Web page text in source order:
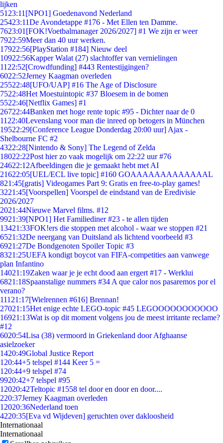
lijken
51 23:11 [NPO1] Goedenavond Nederland
25423:11De Avondetappe #176 - Met Ellen ten Damme.
7623:01 [FOK!Voetbalmanager 2026/2027] #1 We zijn er weer
7922:59Meer dan 40 uur werken.
17922:56[PlayStation #184] Nieuw deel
10922:56Kapper Walat (27) slachtoffer van vernielingen
11 22:52[Crowdfunding] #443 Rentestijgingen?
6022:52Jerney Kaagman overleden
25522:48[UFO/UAP] #16 The Age of Disclosure
7522:48Het Moestuintopic #37 Bloesem in de bomen
5522:46[Netflix Games] #1
26722:44Banken met hoge rente topic #95 - Dichter naar de 0
11 22:40Levenslang voor man die inreed op betogers in München
19522:29[Conference League Donderdag 20:00 uur] Ajax -
Shelbourne FC #2
4322:28[Nintendo & Sony] The Legend of Zelda
18022:22Post hier zo vaak mogelijk om 22:22 uur #76
24622:12Afbeeldingen die je gemaakt hebt met AI
21622:05[UEL/ECL live topic] #160 GOAAAAAAAAAAAAAL
821:45[gratis] Videogames Part 9: Gratis en free-to-play games!
3221:45[Voorspellen] Voorspel de eindstand van de Eredivisie
2026/2027
2021:44Nieuwe Marvel films. #12
9921:39[NPO1] Het Familiediner #23 - te allen tijden
13421:33FOK!ers die stoppen met alcohol - waar we stoppen #21
6521:32De neergang van Duitsland als lichtend voorbeeld #3
6921:27De Bondgenoten Spoiler Topic #3
8321:25UEFA kondigt boycot van FIFA-competities aan vanwege
plan Infantino
14021:19Zaken waar je je echt dood aan ergert #17 - Werklui
6821:18Spaanstalige nummers #34 A que calor nos pasaremos por el
verano?
111 21:17[Wielrennen #616] Brennan!
27021:15Het enige echte LEGO-topic #45 LEGOOOOOOOOOOO
16921:13Wat is op dit moment volgens jou de meest irritante reclame?
#12
6020:54Lisa (38) vermoord in Griekenland door Afghaanse
asielzoeker
1420:49Global Justice Report
1 20:44+5 telspel #144 Keer 5 =
1 20:44+9 telspel #74
9920:42+7 telspel #95
12020:42Teltopic #1558 tel door en door en door....
220:37Jerney Kaagman overleden
12020:36Nederland toen
4220:35[Eva vd Wijdeven] geruchten over dakloosheid
Internationaal
Internationaal